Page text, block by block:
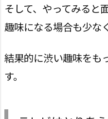
そして、やってみると
趣味になる場合も少な
結果的に渋い趣味をも
す。